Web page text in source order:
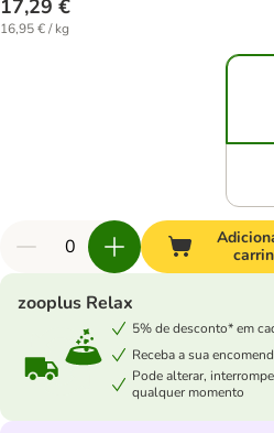
17,29 €
16,95 € / kg
zooplus Relax
5% de desconto* em
Receba a sua
Pode alterar,
qualquer momento